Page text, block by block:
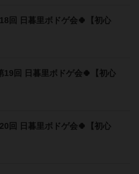
回 日暮里ボドゲ会🍀【初心
19回 日暮里ボドゲ会🍀【初心
回 日暮里ボドゲ会🍀【初心